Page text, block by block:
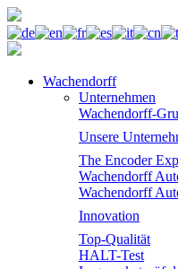
Wachendorff
Unternehmen
Wachendorff-
Unsere
The Encoder
Wachendorff
Wachendorff
Innovation
Top-Qualität
HALT-Test